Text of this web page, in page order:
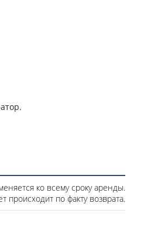
ко всему сроку аренды.
происходит по факту возврата.